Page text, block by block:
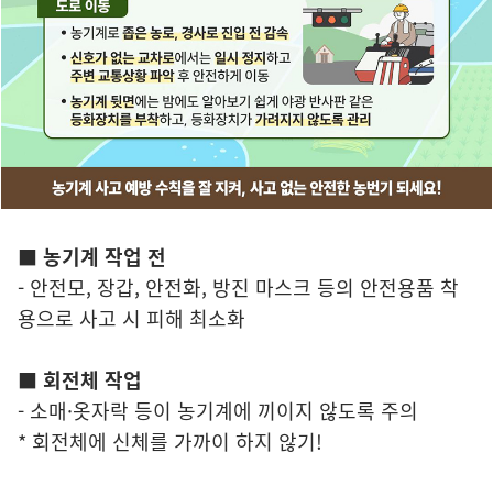
■ 농기계 작업 전
- 안전모, 장갑, 안전화, 방진 마스크 등의 안전용품 착
용으로 사고 시 피해 최소화
■ 회전체 작업
- 소매·옷자락 등이 농기계에 끼이지 않도록 주의
* 회전체에 신체를 가까이 하지 않기!